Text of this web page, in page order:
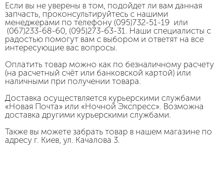
Если вы не уверены в том, подойдет ли вам данная
запчасть, проконсультируйтесь с нашими
менеджерами по телефону (095)732-51-19 или
(067)233-68-60, (095)273-63-31. Наши специалисты с
радостью помогут вам с выбором и ответят на все
интересующие вас вопросы.
Оплатить товар можно как по безналичному расчету
(на расчетный счёт или банковской картой) или
наличными при получении товара.
Доставка осуществляется курьерскими службами
«Новая Почта» или «Ночной Экспресс». Возможна
доставка другими курьерскими службами.
Также вы можете забрать товар в нашем магазине по
адресу г. Киев, ул. Качалова 3.